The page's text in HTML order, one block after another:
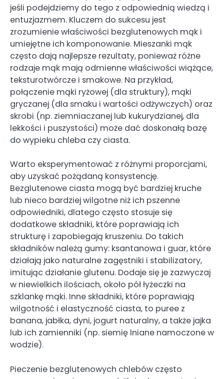
jeśli podejdziemy do tego z odpowiednią wiedzą i
entuzjazmem. Kluczem do sukcesu jest
zrozumienie właściwości bezglutenowych mąk i
umiejętne ich komponowanie. Mieszanki mąk
często dają najlepsze rezultaty, ponieważ różne
rodzaje mąk mają odmienne właściwości wiążące,
teksturotwórcze i smakowe. Na przykład,
połączenie mąki ryżowej (dla struktury), mąki
gryczanej (dla smaku i wartości odżywczych) oraz
skrobi (np. ziemniaczanej lub kukurydzianej, dla
lekkości i puszystości) może dać doskonałą bazę
do wypieku chleba czy ciasta.
Warto eksperymentować z różnymi proporcjami,
aby uzyskać pożądaną konsystencję.
Bezglutenowe ciasta mogą być bardziej kruche
lub nieco bardziej wilgotne niż ich pszenne
odpowiedniki, dlatego często stosuje się
dodatkowe składniki, które poprawiają ich
strukturę i zapobiegają kruszeniu. Do takich
składników należą gumy: ksantanowa i guar, które
działają jako naturalne zagęstniki i stabilizatory,
imitując działanie glutenu. Dodaje się je zazwyczaj
w niewielkich ilościach, około pół łyżeczki na
szklankę mąki. Inne składniki, które poprawiają
wilgotność i elastyczność ciasta, to puree z
banana, jabłka, dyni, jogurt naturalny, a także jajka
lub ich zamienniki (np. siemię lniane namoczone w
wodzie).
Pieczenie bezglutenowych chlebów często